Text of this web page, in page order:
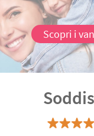
Scopri i